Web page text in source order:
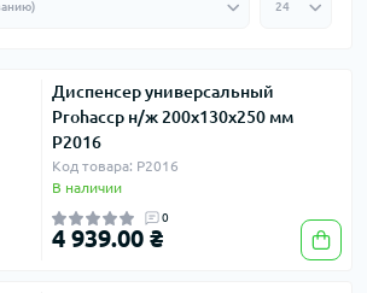
Диспенсер универсальный
Prohaccp н/ж 200x130x250 мм
P2016
Код товара: P2016
В наличии
0
4 939.00 ₴